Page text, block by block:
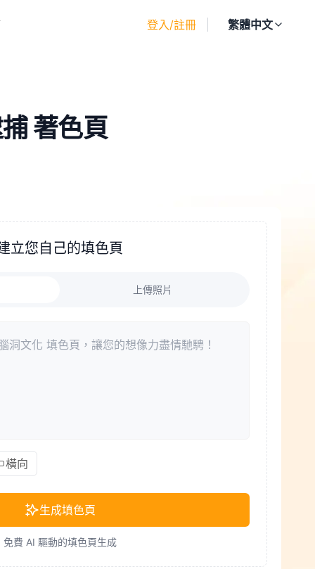
登入/註冊 繁體中文
著色頁
立您自己的填色頁
上傳照片
橫向
生成填色頁
免費 AI 驅動的填色頁生成